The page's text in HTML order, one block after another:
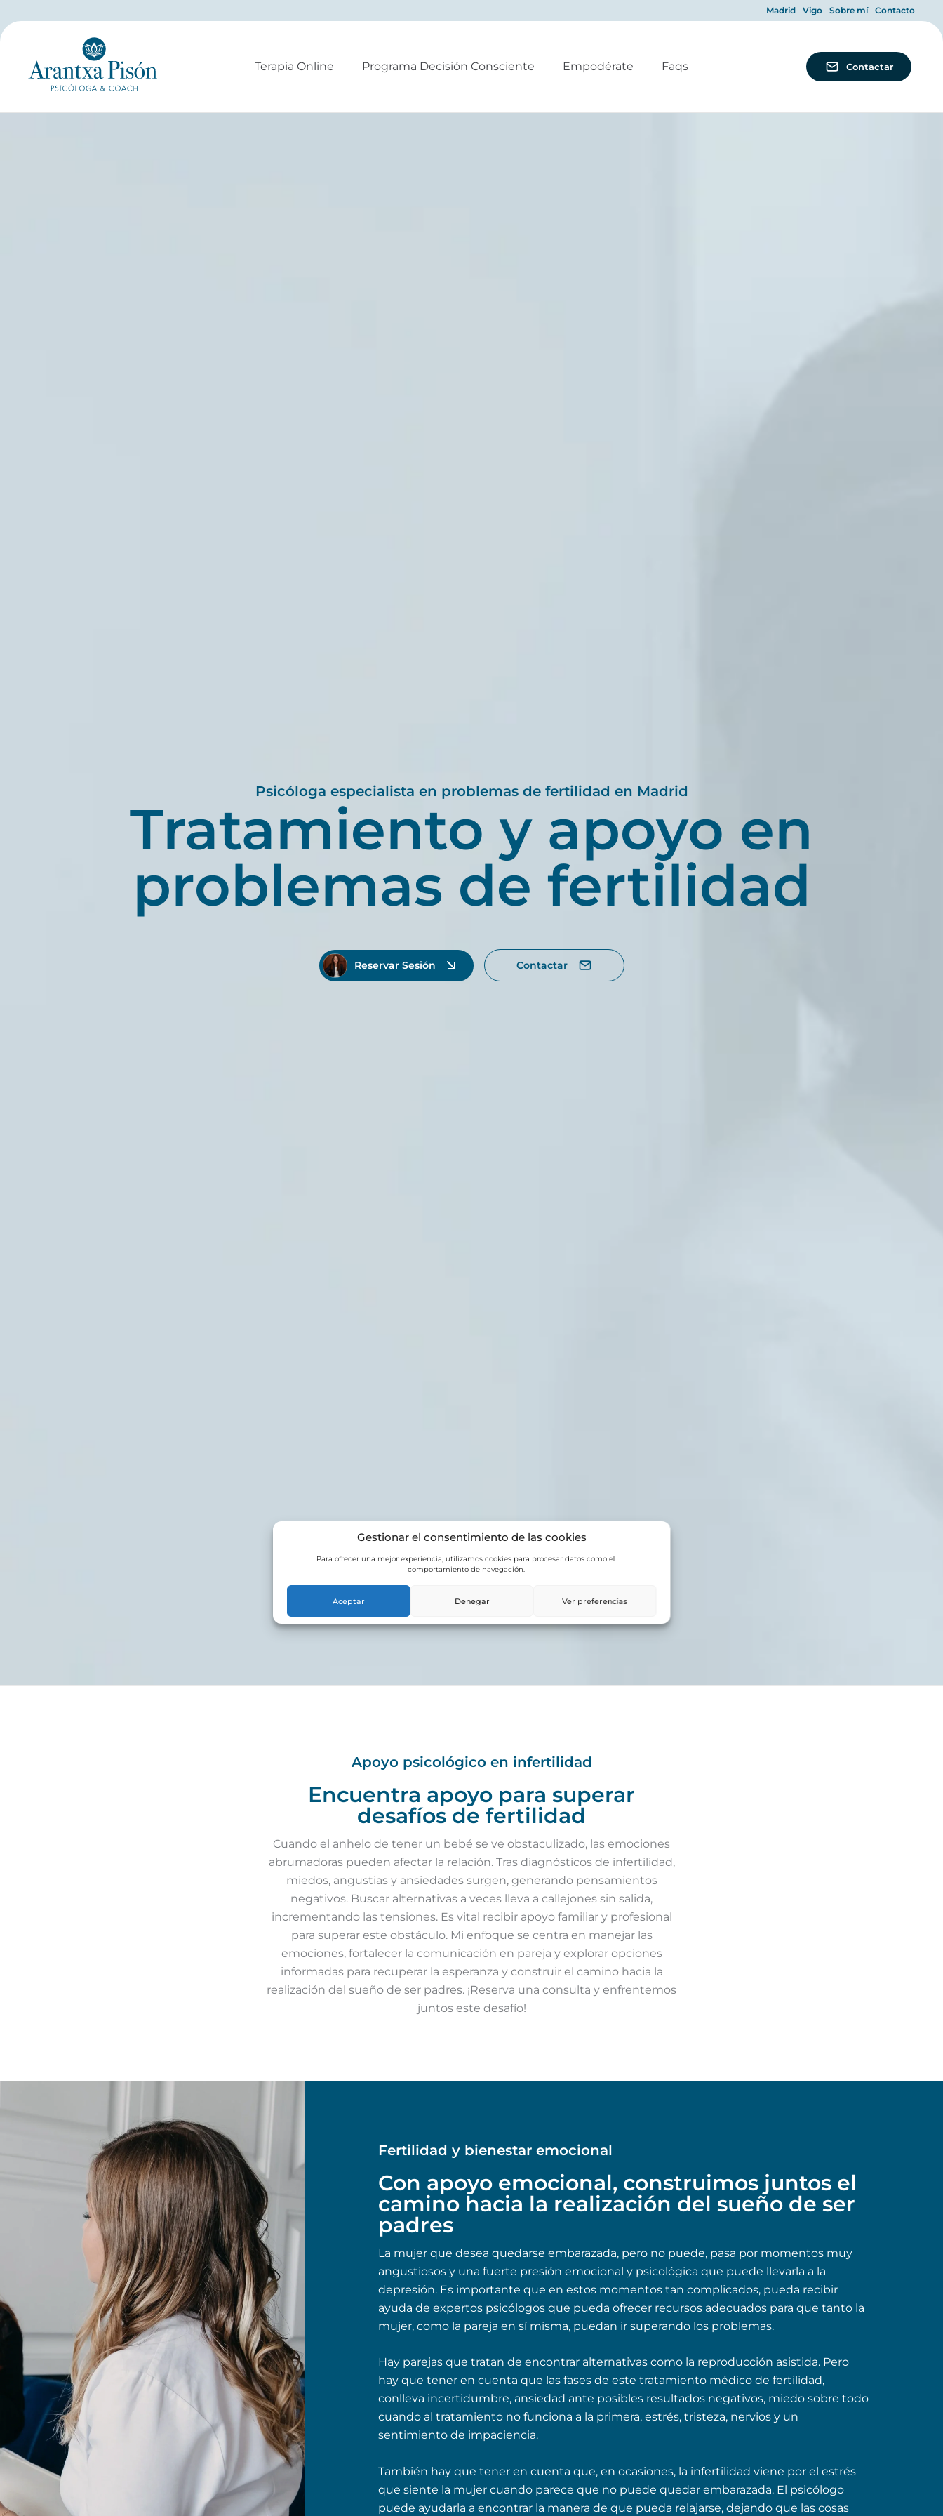
Gestionar el consentimiento de las cookies
Para ofrecer una mejor experiencia, utilizamos cookies para procesar datos como el
comportamiento de navegación.
Aceptar Denegar Ver preferencias
al
Madrid Vigo Sobre mí Contacto
Terapia Online Programa Decisión Consciente Empodérate Faqs Contactar
Psicóloga especialista en problemas de fertilidad en Madrid
Tratamiento y apoyo en
problemas de fertilidad
Reservar Sesión Contactar
Apoyo psicológico en infertilidad
Encuentra apoyo para superar
desafíos de fertilidad
Cuando el anhelo de tener un bebé se ve obstaculizado, las emociones
abrumadoras pueden afectar la relación. Tras diagnósticos de infertilidad,
miedos, angustias y ansiedades surgen, generando pensamientos
negativos. Buscar alternativas a veces lleva a callejones sin salida,
incrementando las tensiones. Es vital recibir apoyo familiar y profesional
para superar este obstáculo. Mi enfoque se centra en manejar las
emociones, fortalecer la comunicación en pareja y explorar opciones
informadas para recuperar la esperanza y construir el camino hacia la
realización del sueño de ser padres. ¡Reserva una consulta y enfrentemos
juntos este desafío!
Fertilidad y bienestar emocional
Con apoyo emocional, construimos juntos el
camino hacia la realización del sueño de ser
padres
La mujer que desea quedarse embarazada, pero no puede, pasa por momentos muy
angustiosos y una fuerte presión emocional y psicológica que puede llevarla a la
depresión. Es importante que en estos momentos tan complicados, pueda recibir
ayuda de expertos psicólogos que pueda ofrecer recursos adecuados para que tanto la
mujer, como la pareja en sí misma, puedan ir superando los problemas.
Hay parejas que tratan de encontrar alternativas como la reproducción asistida. Pero
hay que tener en cuenta que las fases de este tratamiento médico de fertilidad,
conlleva incertidumbre, ansiedad ante posibles resultados negativos, miedo sobre todo
cuando al tratamiento no funciona a la primera, estrés, tristeza, nervios y un
sentimiento de impaciencia.
También hay que tener en cuenta que, en ocasiones, la infertilidad viene por el estrés
que siente la mujer cuando parece que no puede quedar embarazada. El psicólogo
puede ayudarla a encontrar la manera de que pueda relajarse, dejando que las cosas